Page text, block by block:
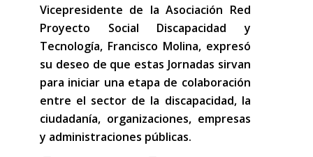
Vicepresidente de la Asociación Red
Proyecto Social Discapacidad y
Tecnología, Francisco Molina, expresó
su deseo de que estas Jornadas sirvan
para iniciar una etapa de colaboración
entre el sector de la discapacidad, la
ciudadanía, organizaciones, empresas
y administraciones públicas.